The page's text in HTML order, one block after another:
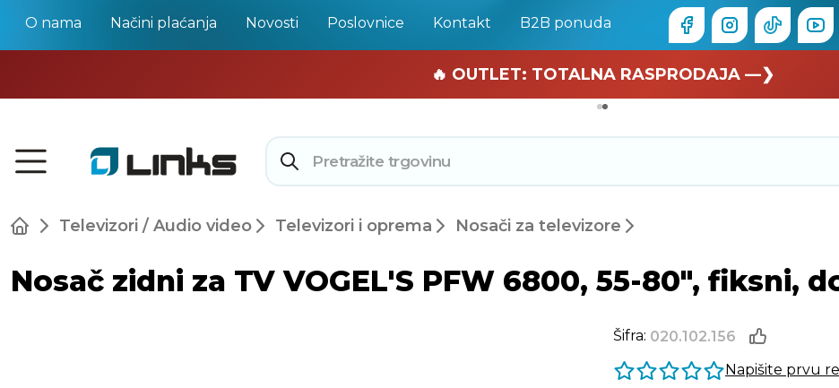
O nama Načini plaćanja Novosti Poslovnice Kontakt B2B ponuda
🏄 Zaslužuješ odmor —❯
🔥 OUTLET: TOTALNA RASPRODAJA —❯
Televizori / Audio video Televizori i oprema Nosači za televizore
Nosač zidni za TV VOGEL'S PFW 6800, 55-80", fiksni,
Šifra: 020.102.156
Napišite prvu